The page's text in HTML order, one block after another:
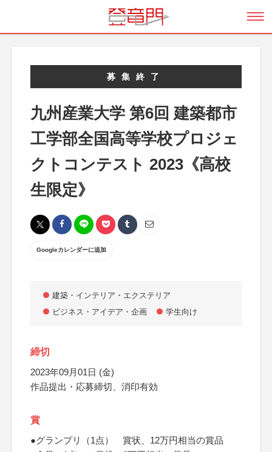
募集終了
九州産業大学 第6回 建築都市
工学部全国高等学校プロジェ
クトコンテスト 2023《高校
生限定》
Googleカレンダーに追加
建築・インテリア・エクステリア
ビジネス・アイデア・企画
学生向け
締切
2023年09月01日 (金)
作品提出・応募締切、消印有効
賞
●グランプリ（1点） 賞状、12万円相当の賞品